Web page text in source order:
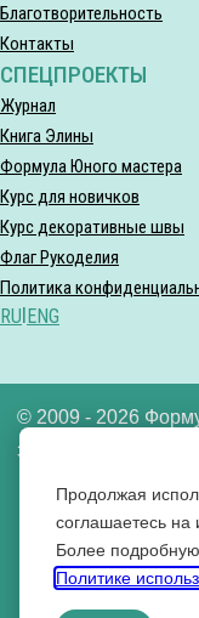
Благотворительность
Контакты
СПЕЦПРОЕКТЫ
Журнал
Книга Элины
Формула Юного мастера
Курс для новичков
Курс декоративные швы
Флаг Рукоделия
Политика
RU ENG
© 2009 - 2026
защищены.
ООО
Продолжая
соглашаетесь на
Более
Политике